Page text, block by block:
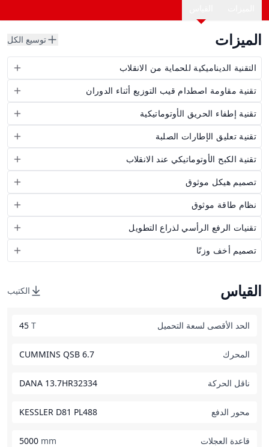
الميزات توسيع الكل
التقنية الديناميكية للحماية من الانقلاب
تقنية مقاومة اصطدام قيب التوزيع أثناء الدوران
تقنية إطفاء الحريق الأوتوماتيكية
تقنية تعليق الإطارات الصلبة
تقنية الكبح الأوتوماتيكي عند الانقلاب
تصميم هيكل موثوق
نظام طاقة موثوق
تقنيات الرفع الرأسي لذراع التطويل
تصميم أخف وزنًا
القياس الكتيب
الحد الأقصى لسعة التحميل 45 T
المحرك CUMMINS QSB 6.7
ناقل الحركة DANA 13.7HR32334
محور الدفع KESSLER D81 PL488
قاعدة العجلات 5000 mm